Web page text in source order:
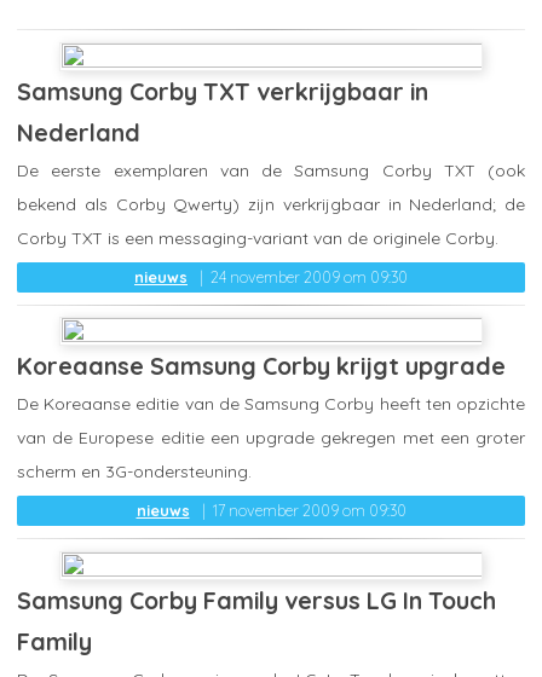
Samsung Corby TXT verkrijgbaar in
Nederland
nieuws 24 november 2009 om 09:30
De eerste exemplaren van de Samsung Corby TXT (ook
bekend als Corby Qwerty) zijn verkrijgbaar in Nederland; de
Corby TXT is een messaging-variant van de originele Corby.
Koreaanse Samsung Corby krijgt upgrade
nieuws 17 november 2009 om 09:30
De Koreaanse editie van de Samsung Corby heeft ten opzichte
van de Europese editie een upgrade gekregen met een groter
scherm en 3G-ondersteuning.
Samsung Corby Family versus LG In Touch
Family